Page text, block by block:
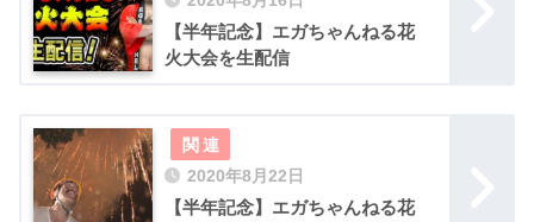
【半年記念】エガちゃんねる花
火大会を生配信
2020年8月22日
【半年記念】エガちゃんねる花